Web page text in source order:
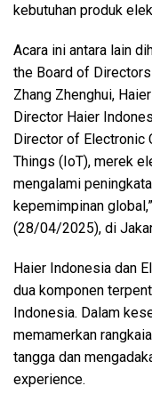
kebutuhan produk
Acara ini antara lain
the Board of
Zhang Zhenghui,
Director Haier
Director of Electronic
Things (IoT), merek
mengalami
kepemimpinan
(28/04/2025), di
Haier Indonesia dan
dua komponen
Indonesia. Dalam
memamerkan
tangga dan
experience.